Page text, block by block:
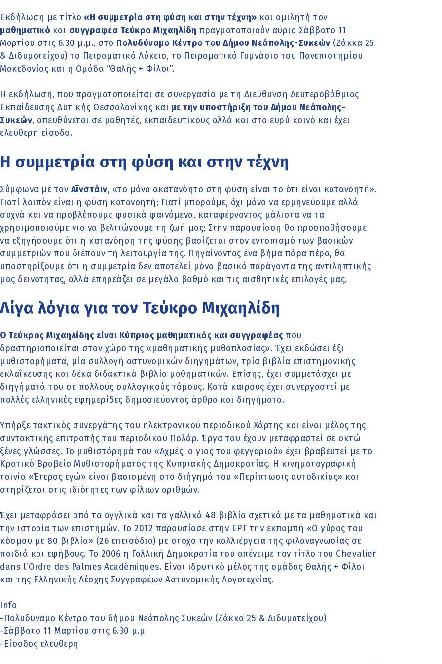
Εκδήλωση με τίτλο «Η συμμετρία στη φύση και στην τέχνη» και ομιλητή τον
μαθηματικό και συγγραφέα Τεύκρο Μιχαηλίδη πραγματοποιούν αύριο Σάββατο 11
Μαρτίου στις 6.30 μ.μ., στο Πολυδύναμο Κέντρο του Δήμου Νεάπολης-Συκεών (Ζάκκα 25
& Διδυμοτείχου) το Πειραματικό Λύκειο, το Πειραματικό Γυμνάσιο του Πανεπιστημίου
Μακεδονίας και η Ομάδα “Θαλής + Φίλοι”.
Η εκδήλωση, που πραγματοποιείται σε συνεργασία με τη Διεύθυνση Δευτεροβάθμιας
Εκπαίδευσης Δυτικής Θεσσαλονίκης και με την υποστήριξη του Δήμου Νεάπολης-
Συκεών, απευθύνεται σε μαθητές, εκπαιδευτικούς αλλά και στο ευρύ κοινό και έχει
ελεύθερη είσοδο.
Η συμμετρία στη φύση και στην τέχνη
Σύμφωνα με τον Αϊνστάιν, «το μόνο ακατανόητο στη φύση είναι το ότι είναι κατανοητή».
Γιατί λοιπόν είναι η φύση κατανοητή; Γιατί μπορούμε, όχι μόνο να ερμηνεύουμε αλλά
συχνά και να προβλέπουμε φυσικά φαινόμενα, καταφέρνοντας μάλιστα να τα
χρησιμοποιούμε για να βελτιώνουμε τη ζωή μας; Στην παρουσίαση θα προσπαθήσουμε
να εξηγήσουμε ότι η κατανόηση της φύσης βασίζεται στον εντοπισμό των βασικών
συμμετριών που διέπουν τη λειτουργία της. Πηγαίνοντας ένα βήμα πάρα πέρα, θα
υποστηρίξουμε ότι η συμμετρία δεν αποτελεί μόνο βασικό παράγοντα της αντιληπτικής
μας δεινότητας, αλλά επηρεάζει σε μεγάλο βαθμό και τις αισθητικές επιλογές μας.
Λίγα λόγια για τον Τεύκρο Μιχαηλίδη
O Τεύκρος Μιχαηλίδης είναι Κύπριος μαθηματικός και συγγραφέας που
δραστηριοποιείται στον χώρο της «μαθηματικής μυθοπλασίας». Έχει εκδώσει έξι
μυθιστορήματα, μία συλλογή αστυνομικών διηγημάτων, τρία βιβλία επιστημονικής
εκλαΐκευσης και δέκα διδακτικά βιβλία μαθηματικών. Επίσης, έχει συμμετάσχει με
διηγήματά του σε πολλούς συλλογικούς τόμους. Κατά καιρούς έχει συνεργαστεί με
πολλές ελληνικές εφημερίδες δημοσιεύοντας άρθρα και διηγήματα.
Υπήρξε τακτικός συνεργάτης του ηλεκτρονικού περιοδικού Χάρτης και είναι μέλος της
συντακτικής επιτροπής του περιοδικού Πολάρ. Έργα του έχουν μεταφραστεί σε οκτώ
ξένες γλώσσες. Το μυθιστόρημά του «Αχμές, ο γιος του φεγγαριού» έχει βραβευτεί με το
Κρατικό Βραβείο Μυθιστορήματος της Κυπριακής Δημοκρατίας. Η κινηματογραφική
ταινία «Έτερος εγώ» είναι βασισμένη στο διήγημά του «Περίπτωσις αυτοδικίας» και
στηρίζεται στις ιδιότητες των φίλιων αριθμών.
Έχει μεταφράσει από τα αγγλικά και τα γαλλικά 48 βιβλία σχετικά με τα μαθηματικά και
την ιστορία των επιστημών. Το 2012 παρουσίασε στην ΕΡΤ την εκπομπή «Ο γύρος του
κόσμου με 80 βιβλία» (26 επεισόδια) με στόχο την καλλιέργεια της φιλαναγνωσίας σε
παιδιά και εφήβους. Το 2006 η Γαλλική Δημοκρατία του απένειμε τον τίτλο του Chevalier
dans l’Ordre des Palmes Académiques. Είναι ιδρυτικό μέλος της ομάδας Θαλής + Φίλοι
και της Ελληνικής Λέσχης Συγγραφέων Αστυνομικής Λογοτεχνίας.
Info
-Πολυδύναμο Κέντρο του δήμου Νεάπολης Συκεών (Ζάκκα 25 & Διδυμοτείχου)
-Σάββατο 11 Μαρτίου στις 6.30 μ.μ
-Είσοδος ελεύθερη